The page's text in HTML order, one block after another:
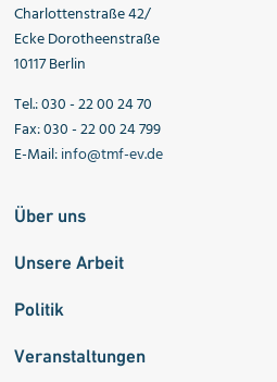
Charlottenstraße 42/
Ecke Dorotheenstraße
10117 Berlin
Tel.: 030 - 22 00 24 70
Fax: 030 - 22 00 24 799
E-Mail:info@tmf-ev.de
Über uns
Unsere Arbeit
Politik
Veranstaltungen